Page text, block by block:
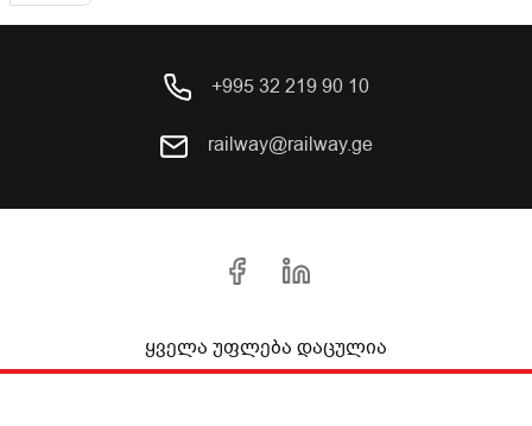
+995 32 219 90 10
railway@railway.ge
ყველა უფლება დაცულია